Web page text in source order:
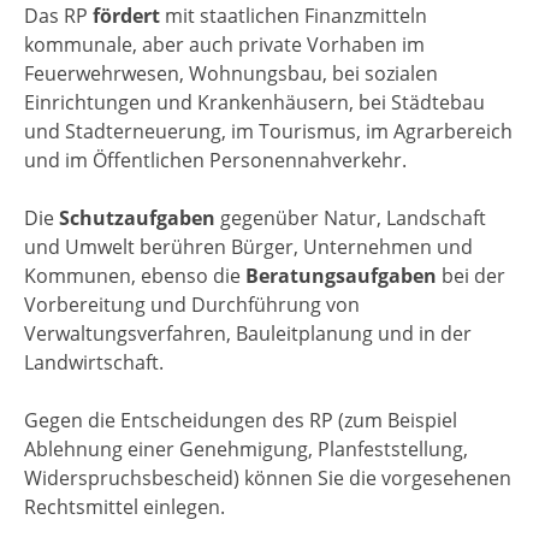
Das RP fördert mit staatlichen Finanzmitteln
kommunale, aber auch private Vorhaben im
Feuerwehrwesen, Wohnungsbau, bei sozialen
Einrichtungen und Krankenhäusern, bei Städtebau
und Stadterneuerung, im Tourismus, im Agrarbereich
und im Öffentlichen Personennahverkehr.
DieSchutzaufgaben gegenüber Natur, Landschaft
und Umwelt berühren Bürger, Unternehmen und
Kommunen, ebenso die Beratungsaufgaben bei der
Vorbereitung und Durchführung von
Verwaltungsverfahren, Bauleitplanung und in der
Landwirtschaft.
Gegen die Entscheidungen des RP (zum Beispiel
Ablehnung einer Genehmigung, Planfeststellung,
Widerspruchsbescheid) können Sie die vorgesehenen
Rechtsmittel einlegen.